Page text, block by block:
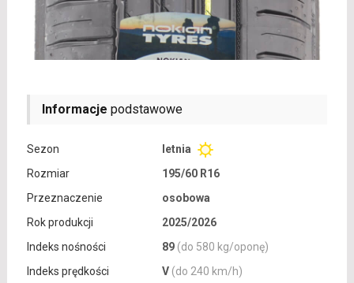
Informacje podstawowe
Sezon
letnia
Rozmiar
195/60 R16
Przeznaczenie
osobowa
Rok produkcji
2025/2026
Indeks nośności
89 (do 580 kg/oponę)
Indeks prędkości
V (do 240 km/h)